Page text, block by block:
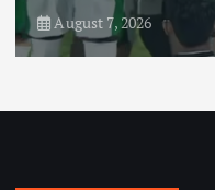
August 7, 2026